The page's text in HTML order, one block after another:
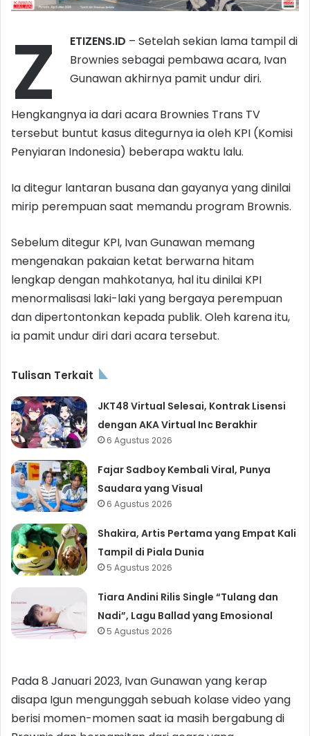
Z ETIZENS.ID – Setelah sekian lama tampil di
Brownies sebagai pembawa acara, Ivan
Gunawan akhirnya pamit undur diri.
Hengkangnya ia dari acara Brownies Trans TV
tersebut buntut kasus ditegurnya ia oleh KPI (Komisi
Penyiaran Indonesia) beberapa waktu lalu.
Ia ditegur lantaran busana dan gayanya yang dinilai
mirip perempuan saat memandu program Brownis.
Sebelum ditegur KPI, Ivan Gunawan memang
mengenakan pakaian ketat berwarna hitam
lengkap dengan mahkotanya, hal itu dinilai KPI
menormalisasi laki-laki yang bergaya perempuan
dan dipertontonkan kepada publik. Oleh karena itu,
ia pamit undur diri dari acara tersebut.
Tulisan Terkait
JKT48 Virtual Selesai, Kontrak Lisensi
dengan AKA Virtual Inc Berakhir
6 Agustus 2026
Fajar Sadboy Kembali Viral, Punya
Saudara yang Visual
6 Agustus 2026
Shakira, Artis Pertama yang Empat Kali
Tampil di Piala Dunia
5 Agustus 2026
Tiara Andini Rilis Single “Tulang dan
Nadi”, Lagu Ballad yang Emosional
5 Agustus 2026
Pada 8 Januari 2023, Ivan Gunawan yang kerap
disapa Igun mengunggah sebuah kolase video yang
berisi momen-momen saat ia masih bergabung di